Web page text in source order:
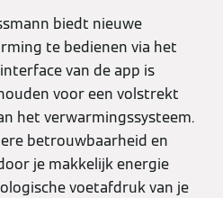
biedt nieuwe
te bedienen via het
van de app is
voor een volstrekt
het verwarmingssysteem.
betrouwbaarheid en
je makkelijk energie
voetafdruk van je